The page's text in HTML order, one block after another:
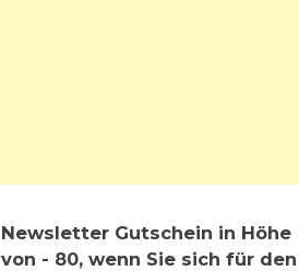
Newsletter Gutschein in Höhe
von - 80, wenn Sie sich für den